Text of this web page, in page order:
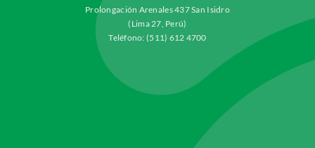
Prolongación Arenales 437 San Isidro
(Lima 27, Perú)
Teléfono: (511) 612 4700